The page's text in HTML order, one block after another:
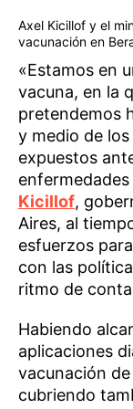
Axel Kicillof y el
vacunación en
«Estamos en
vacuna, en la
pretendemos
y medio de
expuestos
Kicillof,
Aires, al
esfuerzos
con las
ritmo de
Habiendo
aplicaciones
vacunación
cubriendo